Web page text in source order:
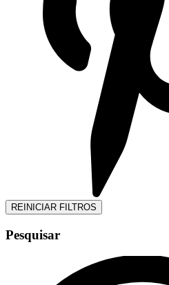
REINICIAR FILTROS
Pesquisar